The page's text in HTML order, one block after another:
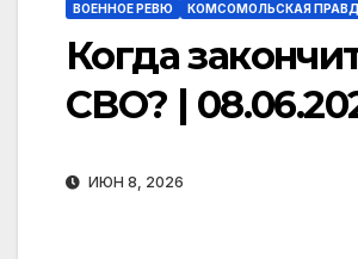
ВОЕННОЕ РЕВЮ КОМСОМОЛЬСКАЯ
Когда
СВО? |
ИЮН 8, 2026